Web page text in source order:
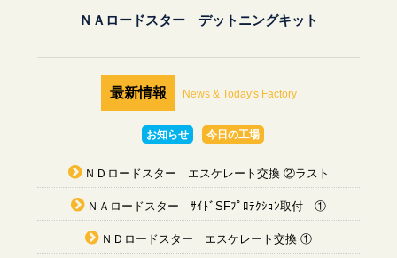
ＮＡロードスター デットニングキット
最新情報 News & Today's Factory
お知らせ 今日の工場
ＮＤロードスター エスケレート交換 ②ラスト
ＮＡロードスター ｻｲﾄﾞSFﾌﾟﾛﾃｸｼｮﾝ取付 ①
ＮＤロードスター エスケレート交換 ①